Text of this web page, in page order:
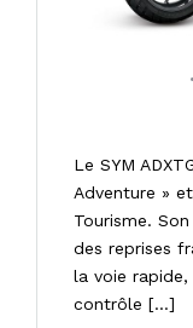
•
Le SYM
Adventure »
Tourisme.
des reprises
la voie rapide,
contrôle […]